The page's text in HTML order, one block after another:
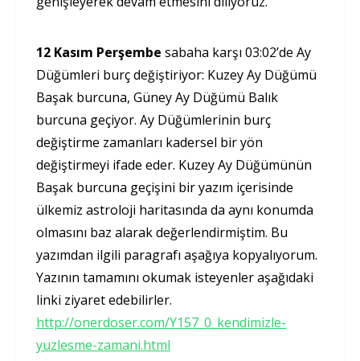
12 Kasım Perşembe sabaha karşı 03:02’de Ay
Düğümleri burç değiştiriyor: Kuzey Ay Düğümü
Başak burcuna, Güney Ay Düğümü Balık
burcuna geçiyor. Ay Düğümlerinin burç
değiştirme zamanları kadersel bir yön
değiştirmeyi ifade eder. Kuzey Ay Düğümünün
Başak burcuna geçişini bir yazım içerisinde
ülkemiz astroloji haritasında da aynı konumda
olmasını baz alarak değerlendirmiştim. Bu
yazımdan ilgili paragrafı aşağıya kopyalıyorum.
Yazının tamamını okumak isteyenler aşağıdaki
linki ziyaret edebilirler.
http://onerdoser.com/Y157_0_kendimizle-
yuzlesme-zamani.html